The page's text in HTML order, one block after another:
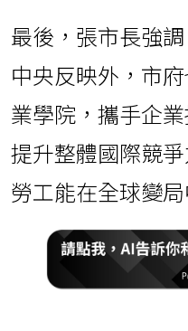
最後，張市長強
中央反映外，市
業學院，攜手企
提升整體國際競
勞工能在全球變